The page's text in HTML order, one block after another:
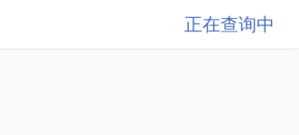
正在查询中